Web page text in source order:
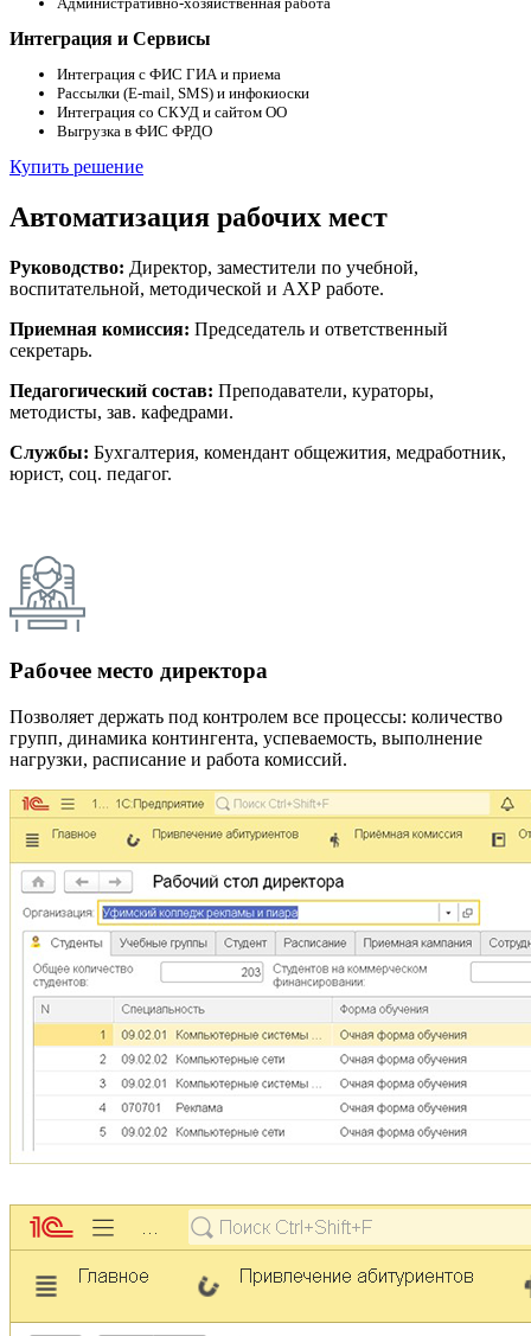
Интеграция и Сервисы
Интеграция с ФИС ГИА и приема
Рассылки (E-mail, SMS) и инфокиоски
Интеграция со СКУД и сайтом ОО
Выгрузка в ФИС ФРДО
Купить решение
Автоматизация рабочих мест
Руководство: Директор, заместители по учебной,
воспитательной, методической и АХР работе.
Приемная комиссия: Председатель и ответственный
секретарь.
Педагогический состав: Преподаватели, кураторы,
методисты, зав. кафедрами.
Службы: Бухгалтерия, комендант общежития, медработник,
юрист, соц. педагог.
Рабочее место директора
Позволяет держать под контролем все процессы: количество
групп, динамика контингента, успеваемость, выполнение
нагрузки, расписание и работа комиссий.